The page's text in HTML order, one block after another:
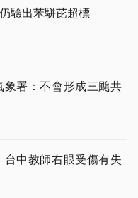
驗出苯駢芘超標
署：不會形成三颱共
中教師右眼受傷有失